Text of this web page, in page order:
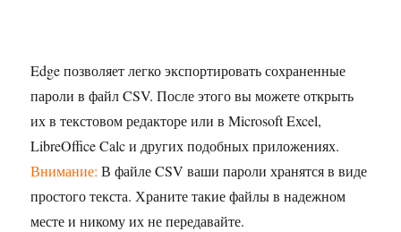
Edge позволяет легко экспортировать сохраненные
пароли в файл CSV. После этого вы можете открыть
их в текстовом редакторе или в Microsoft Excel,
LibreOffice Calc и других подобных приложениях.
Внимание: В файле CSV ваши пароли хранятся в виде
простого текста. Храните такие файлы в надежном
месте и никому их не передавайте.